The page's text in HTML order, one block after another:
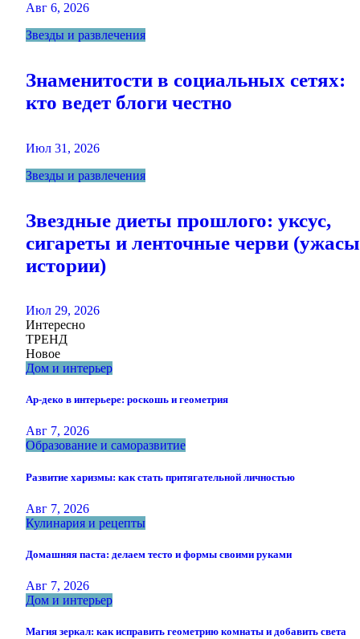
Авг 6, 2026
Звезды и развлечения
Знаменитости в социальных сетях:
кто ведет блоги честно
Июл 31, 2026
Звезды и развлечения
Звездные диеты прошлого: уксус,
сигареты и ленточные черви (ужасы
истории)
Июл 29, 2026
Интересно
ТРЕНД
Новое
Дом и интерьер
Ар-деко в интерьере: роскошь и геометрия
Авг 7, 2026
Образование и саморазвитие
Развитие харизмы: как стать притягательной личностью
Авг 7, 2026
Кулинария и рецепты
Домашняя паста: делаем тесто и формы своими руками
Авг 7, 2026
Дом и интерьер
Магия зеркал: как исправить геометрию комнаты и добавить света